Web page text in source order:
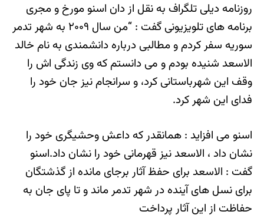
روزنامه دیلی تلگراف به نقل از دان اسنو مورخ و مجری
برنامه های تلویزیونی گفت : “من سال ۲۰۰۹ به شهر تدمر
سوریه سفر کردم و مطالبی درباره دانشمندی به نام خالد
الاسعد شنیده بودم و می دانستم که وی زندگی اش را
وقف این شهرباستانی کرد، و سرانجام نیز جان خود را
فدای این شهر کرد.
اسنو می افزاید : همانقدر که داعش وحشیگری خود را
نشان داد ، الاسعد نیز قهرمانی خود را نشان داد.اسنو
گفت : الاسعد برای حفظ آثار برجای مانده از گذشتگان
برای نسل های آینده در شهر تدمر ماند و تا پای جان به
حفاظت از این آثار پرداخت